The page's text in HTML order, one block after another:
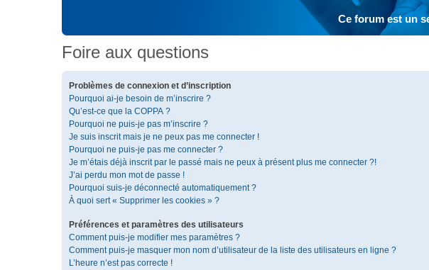
Ce forum est un
Foire aux questions
Problèmes de connexion et d’inscription
Pourquoi ai-je besoin de m’inscrire ?
Qu’est-ce que la COPPA ?
Pourquoi ne puis-je pas m’inscrire ?
Je suis inscrit mais je ne peux pas me connecter !
Pourquoi ne puis-je pas me connecter ?
Je m’étais déjà inscrit par le passé mais ne peux à présent plus me connecter ?!
J’ai perdu mon mot de passe !
Pourquoi suis-je déconnecté automatiquement ?
À quoi sert « Supprimer les cookies » ?
Préférences et paramètres des utilisateurs
Comment puis-je modifier mes paramètres ?
Comment puis-je masquer mon nom d’utilisateur de la liste des utilisateurs en ligne ?
L’heure n’est pas correcte !